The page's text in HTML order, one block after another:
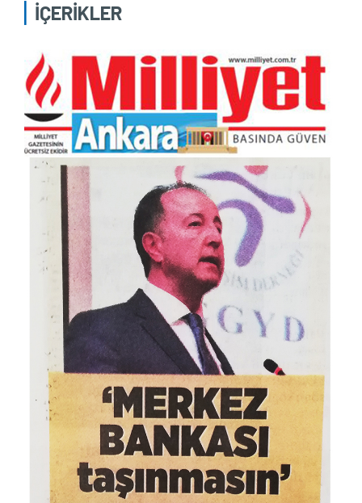
İÇERİKLER